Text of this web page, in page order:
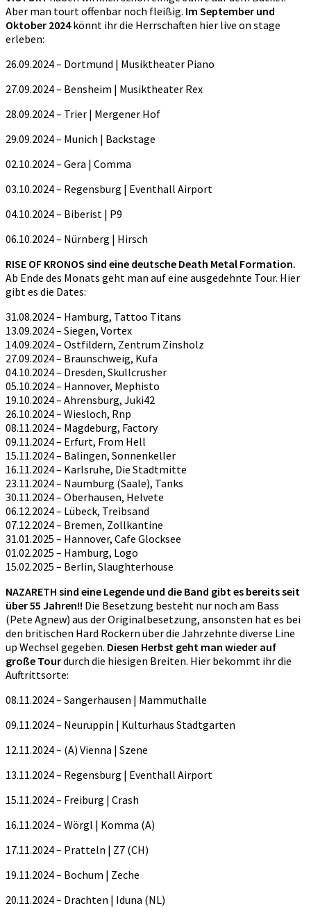
Aber man tourt offenbar noch fleißig. Im September und
Oktober 2024könnt ihr die Herrschaften hier live on stage
erleben:
26.09.2024 – Dortmund | Musiktheater Piano
27.09.2024 – Bensheim | Musiktheater Rex
28.09.2024 – Trier | Mergener Hof
29.09.2024 – Munich | Backstage
02.10.2024 – Gera | Comma
03.10.2024 – Regensburg | Eventhall Airport
04.10.2024 – Biberist | P9
06.10.2024 – Nürnberg | Hirsch
RISE OF KRONOS sind eine deutsche Death Metal Formation.
Ab Ende des Monats geht man auf eine ausgedehnte Tour. Hier
gibt es die Dates:
31.08.2024 – Hamburg, Tattoo Titans
13.09.2024 – Siegen, Vortex
14.09.2024 – Ostfildern, Zentrum Zinsholz
27.09.2024 – Braunschweig, Kufa
04.10.2024 – Dresden, Skullcrusher
05.10.2024 – Hannover, Mephisto
19.10.2024 – Ahrensburg, Juki42
26.10.2024 – Wiesloch, Rnp
08.11.2024 – Magdeburg, Factory
09.11.2024 – Erfurt, From Hell
15.11.2024 – Balingen, Sonnenkeller
16.11.2024 – Karlsruhe, Die Stadtmitte
23.11.2024 – Naumburg (Saale), Tanks
30.11.2024 – Oberhausen, Helvete
06.12.2024 – Lübeck, Treibsand
07.12.2024 – Bremen, Zollkantine
31.01.2025 – Hannover, Cafe Glocksee
01.02.2025 – Hamburg, Logo
15.02.2025 – Berlin, Slaughterhouse
NAZARETH sind eine Legende und die Band gibt es bereits seit
über 55 Jahren!! Die Besetzung besteht nur noch am Bass
(Pete Agnew) aus der Originalbesetzung, ansonsten hat es bei
den britischen Hard Rockern über die Jahrzehnte diverse Line
up Wechsel gegeben. Diesen Herbst geht man wieder auf
große Tourdurch die hiesigen Breiten. Hier bekommt ihr die
Auftrittsorte:
08.11.2024 – Sangerhausen | Mammuthalle
09.11.2024 – Neuruppin | Kulturhaus Stadtgarten
12.11.2024 – (A) Vienna | Szene
13.11.2024 – Regensburg | Eventhall Airport
15.11.2024 – Freiburg | Crash
16.11.2024 – Wörgl | Komma (A)
17.11.2024 – Pratteln | Z7 (CH)
19.11.2024 – Bochum | Zeche
20.11.2024 – Drachten | Iduna (NL)